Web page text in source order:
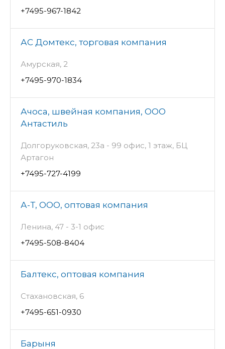
+7495-967-1842
АС Домтекс, торговая компания
Амурская, 2
+7495-970-1834
Ачоса, швейная компания, ООО
Антастиль
Долгоруковская, 23а - 99 офис, 1 этаж, БЦ
Артагон
+7495-727-4199
А-Т, ООО, оптовая компания
Ленина, 47 - 3-1 офис
+7495-508-8404
Балтекс, оптовая компания
Стахановская, 6
+7495-651-0930
Барыня